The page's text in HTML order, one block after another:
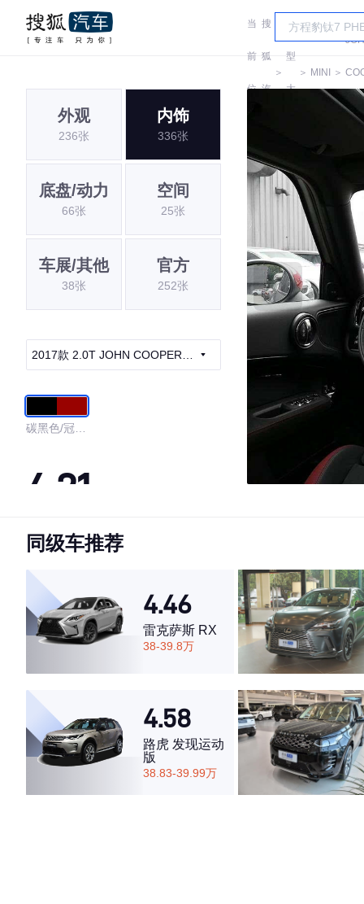
当
前
位
搜
狐
汽
＞
车
型
大
＞ MINI ＞
外观
236张
内饰
336张
底盘/动力
66张
空间
25张
车展/其他
38张
官方
252张
2017款 2.0T JOHN COOPER
碳黑色/冠军
4.21
·外观表现一般，低于74%同级车
·空间表现一般，低于93%同级车
同级车推荐
4.46
雷克萨斯 RX
38-39.8万
4.58
路虎 发现运动
版
38.83-39.99万